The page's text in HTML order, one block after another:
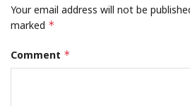
Your email address will not be
marked *
Comment *